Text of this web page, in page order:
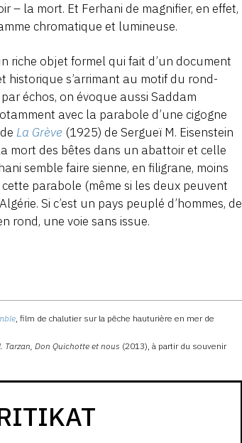
– la mort. Et Ferhani de magnifier, en effet,
chromatique et lumineuse.
riche objet formel qui fait d’un document
historique s’arrimant au motif du rond-
échos, on évoque aussi Saddam
avec la parabole d’une cigogne
deLa Grève (1925) de Sergueï M. Eisenstein
mort des bêtes dans un abattoir et celle
semble faire sienne, en filigrane, moins
parabole (même si les deux peuvent
Si c’est un pays peuplé d’hommes, de
rond, une voie sans issue.
, film de chalutier sur la pêche hauturière en mer de
Tarzan, Don Quichotte et nous (2013), à partir du souvenir